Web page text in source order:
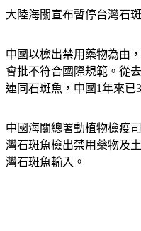
大陸海關宣布暫停台灣石
中國以檢出禁用藥物為由
會批不符合國際規範。從
連同石斑魚，中國1年來已
中國海關總署動植物檢疫
灣石斑魚檢出禁用藥物及
灣石斑魚輸入。